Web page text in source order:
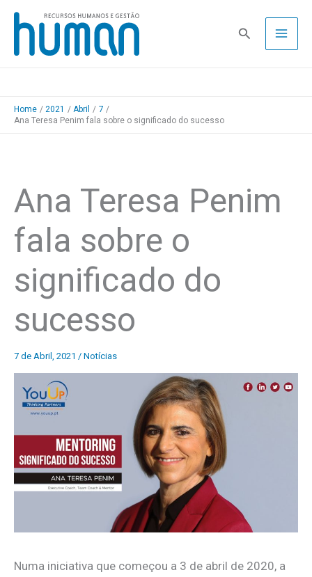
Skip
content
Pesquisa
Home 2021 Abril
7
Ana Teresa Penim fala sobre o significado do sucesso
Ana Teresa Penim
fala sobre o
significado do
sucesso
7 de Abril, 2021 / Notícias
Numa iniciativa que começou a 3 de abril de 2020, a